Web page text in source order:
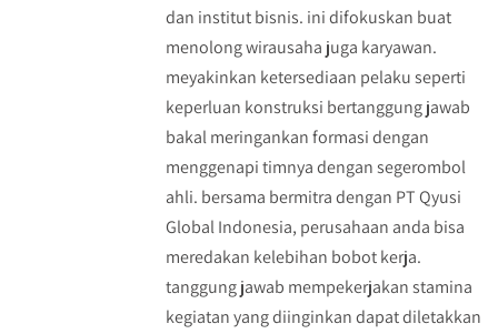
dan institut bisnis. ini difokuskan buat
menolong wirausaha juga karyawan.
meyakinkan ketersediaan pelaku seperti
keperluan konstruksi bertanggung jawab
bakal meringankan formasi dengan
menggenapi timnya dengan segerombol
ahli. bersama bermitra dengan PT Qyusi
Global Indonesia, perusahaan anda bisa
meredakan kelebihan bobot kerja.
tanggung jawab mempekerjakan stamina
kegiatan yang diinginkan dapat diletakkan